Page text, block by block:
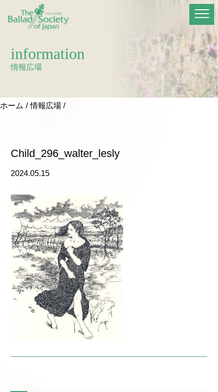
information
情報広場
ホーム 情報広場
Child_296_walter_lesly
2024.05.15